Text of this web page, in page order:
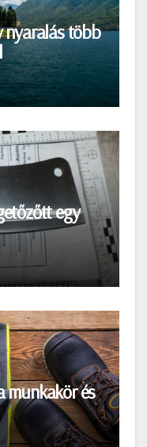
nyaralás több
egy
munkakör és